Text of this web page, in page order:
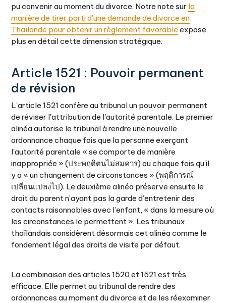
pu convenir au moment du divorce. Notre note sur la
manière de tirer parti d'une demande de divorce en
Thaïlande pour obtenir un règlement favorable expose
plus en détail cette dimension stratégique.
Article 1521 : Pouvoir permanent
de révision
L'article 1521 confère au tribunal un pouvoir permanent
de réviser l'attribution de l'autorité parentale. Le premier
alinéa autorise le tribunal à rendre une nouvelle
ordonnance chaque fois que la personne exerçant
l'autorité parentale « se comporte de manière
inappropriée » (ประพฤติตนไม่สมควร) ou chaque fois qu'il
y a « un changement de circonstances » (พฤติการณ์
เปลี่ยนแปลงไป). Le deuxième alinéa préserve ensuite le
droit du parent n’ayant pas la garde d’entretenir des
contacts raisonnables avec l’enfant, « dans la mesure où
les circonstances le permettent ». Les tribunaux
thaïlandais considèrent désormais cet alinéa comme le
fondement légal des droits de visite par défaut.
La combinaison des articles 1520 et 1521 est très
efficace. Elle permet au tribunal de rendre des
ordonnances au moment du divorce et de les réexaminer